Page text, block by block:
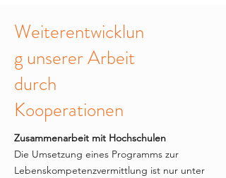
Weiterentwicklun
g unserer Arbeit
durch
Kooperationen
Zusammenarbeit mit Hochschulen
Die Umsetzung eines Programms zur
Lebenskompetenzvermittlung ist nur unter